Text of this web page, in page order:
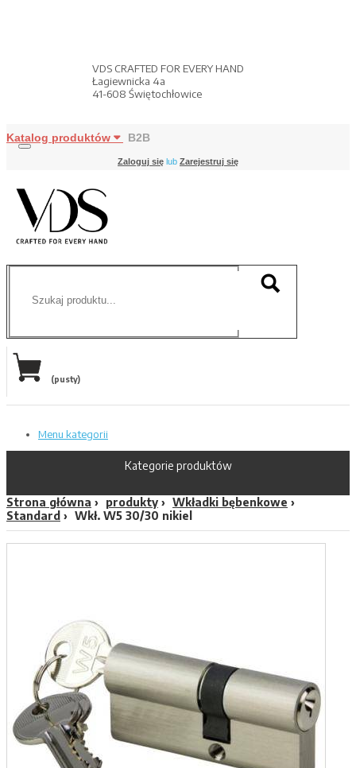
VDS CRAFTED FOR EVERY HAND
Łagiewnicka 4a
41-608 Świętochłowice
Katalog produktów B2B
Zaloguj się lub Zarejestruj się
(pusty)
Menu kategorii
Kategorie produktów
Strona główna produkty
Wkładki bębenkowe
Standard
Wkł. W5 30/30 nikiel